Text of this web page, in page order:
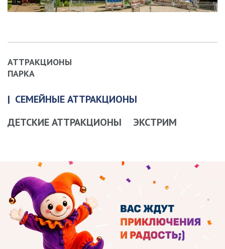
АТТРАКЦИОНЫ
ПАРКА
СЕМЕЙНЫЕ АТТРАКЦИОНЫ
ДЕТСКИЕ АТТРАКЦИОНЫ
ЭКСТРИМ